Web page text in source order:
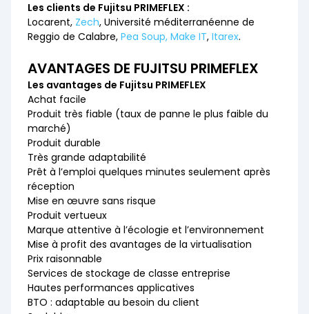
Les clients de Fujitsu PRIMEFLEX :
Locarent, Zech, Université méditerranéenne de
Reggio de Calabre, Pea Soup, Make IT, Itarex.
AVANTAGES DE FUJITSU PRIMEFLEX
Les avantages de Fujitsu PRIMEFLEX
Achat facile
Produit très fiable (taux de panne le plus faible du
marché)
Produit durable
Très grande adaptabilité
Prêt à l’emploi quelques minutes seulement après
réception
Mise en œuvre sans risque
Produit vertueux
Marque attentive à l’écologie et l’environnement
Mise à profit des avantages de la virtualisation
Prix raisonnable
Services de stockage de classe entreprise
Hautes performances applicatives
BTO : adaptable au besoin du client